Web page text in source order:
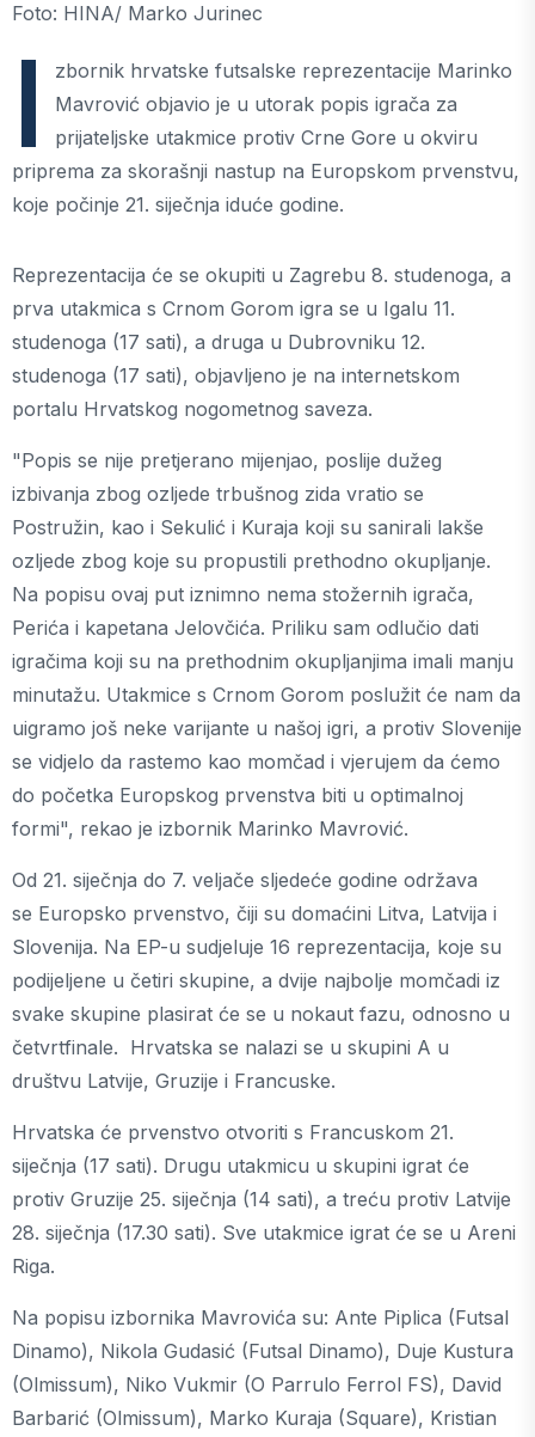
Foto: HINA/ Marko Jurinec
I
zbornik hrvatske futsalske reprezentacije Marinko
Mavrović objavio je u utorak popis igrača za
prijateljske utakmice protiv Crne Gore u okviru
priprema za skorašnji nastup na Europskom prvenstvu,
koje počinje 21. siječnja iduće godine.
Reprezentacija će se okupiti u Zagrebu 8. studenoga, a
prva utakmica s Crnom Gorom igra se u Igalu 11.
studenoga (17 sati), a druga u Dubrovniku 12.
studenoga (17 sati), objavljeno je na internetskom
portalu Hrvatskog nogometnog saveza.
"Popis se nije pretjerano mijenjao, poslije dužeg
izbivanja zbog ozljede trbušnog zida vratio se
Postružin, kao i Sekulić i Kuraja koji su sanirali lakše
ozljede zbog koje su propustili prethodno okupljanje.
Na popisu ovaj put iznimno nema stožernih igrača,
Perića i kapetana Jelovčića. Priliku sam odlučio dati
igračima koji su na prethodnim okupljanjima imali manju
minutažu. Utakmice s Crnom Gorom poslužit će nam da
uigramo još neke varijante u našoj igri, a protiv Slovenije
se vidjelo da rastemo kao momčad i vjerujem da ćemo
do početka Europskog prvenstva biti u optimalnoj
formi", rekao je izbornik Marinko Mavrović.
Od 21. siječnja do 7. veljače sljedeće godine održava
se Europsko prvenstvo, čiji su domaćini Litva, Latvija i
Slovenija. Na EP-u sudjeluje 16 reprezentacija, koje su
podijeljene u četiri skupine, a dvije najbolje momčadi iz
svake skupine plasirat će se u nokaut fazu, odnosno u
četvrtfinale. Hrvatska se nalazi se u skupini A u
društvu Latvije, Gruzije i Francuske.
Hrvatska će prvenstvo otvoriti s Francuskom 21.
siječnja (17 sati). Drugu utakmicu u skupini igrat će
protiv Gruzije 25. siječnja (14 sati), a treću protiv Latvije
28. siječnja (17.30 sati). Sve utakmice igrat će se u Areni
Riga.
Na popisu izbornika Mavrovića su: Ante Piplica (Futsal
Dinamo), Nikola Gudasić (Futsal Dinamo), Duje Kustura
(Olmissum), Niko Vukmir (O Parrulo Ferrol FS), David
Barbarić (Olmissum), Marko Kuraja (Square), Kristian